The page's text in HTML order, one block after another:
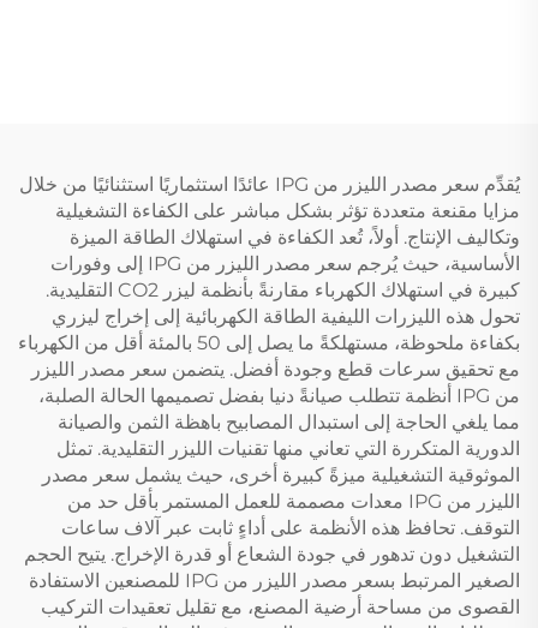
يُقدِّم سعر مصدر الليزر من IPG عائدًا استثماريًا استثنائيًا من خلال
مزايا مقنعة متعددة تؤثر بشكل مباشر على الكفاءة التشغيلية
وتكاليف الإنتاج. أولاً، تُعد الكفاءة في استهلاك الطاقة الميزة
الأساسية، حيث يُرجم سعر مصدر الليزر من IPG إلى وفورات
كبيرة في استهلاك الكهرباء مقارنةً بأنظمة ليزر CO2 التقليدية.
تحول هذه الليزرات الليفية الطاقة الكهربائية إلى إخراج ليزري
بكفاءة ملحوظة، مستهلكةً ما يصل إلى 50 بالمئة أقل من الكهرباء
مع تحقيق سرعات قطع وجودة أفضل. يتضمن سعر مصدر الليزر
من IPG أنظمة تتطلب صيانةً دنيا بفضل تصميمها الحالة الصلبة،
مما يلغي الحاجة إلى استبدال المصابيح باهظة الثمن والصيانة
الدورية المتكررة التي تعاني منها تقنيات الليزر التقليدية. تمثل
الموثوقية التشغيلية ميزةً كبيرة أخرى، حيث يشمل سعر مصدر
الليزر من IPG معدات مصممة للعمل المستمر بأقل حد من
التوقف. تحافظ هذه الأنظمة على أداءٍ ثابت عبر آلاف ساعات
التشغيل دون تدهور في جودة الشعاع أو قدرة الإخراج. يتيح الحجم
الصغير المرتبط بسعر مصدر الليزر من IPG للمصنعين الاستفادة
القصوى من مساحة أرضية المصنع، مع تقليل تعقيدات التركيب